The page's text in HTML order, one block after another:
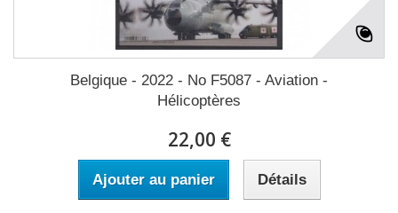
Belgique - 2022 - No F5087 - Aviation -
Hélicoptères
22,00 €
Ajouter au panier Détails